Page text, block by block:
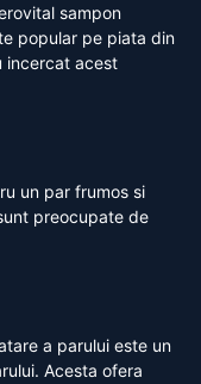
sampon
popular pe piata din
incercat acest
un par frumos si
preocupate de
a parului este un
Acesta ofera